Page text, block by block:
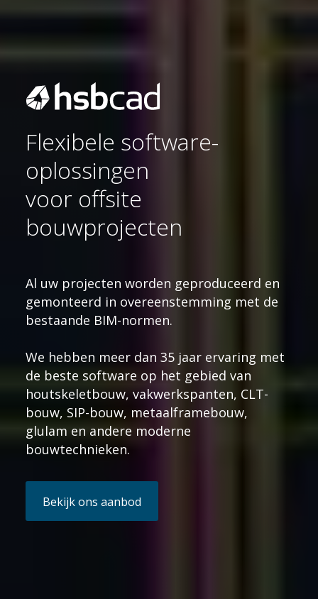
Duurzaamheid 🌿
Flexibele software-
oplossingen
voor offsite
bouwprojecten
Al uw projecten worden geproduceerd en
gemonteerd in overeenstemming met de
bestaande BIM-normen.
We hebben meer dan 35 jaar ervaring met
de beste software op het gebied van
houtskeletbouw, vakwerkspanten, CLT-
bouw, SIP-bouw, metaalframebouw,
glulam en andere moderne
bouwtechnieken.
Bekijk ons aanbod